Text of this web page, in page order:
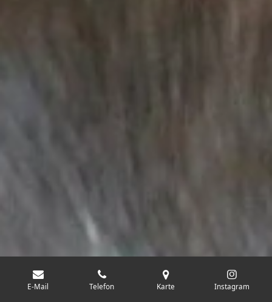
E-Mail Telefon Karte Instagram